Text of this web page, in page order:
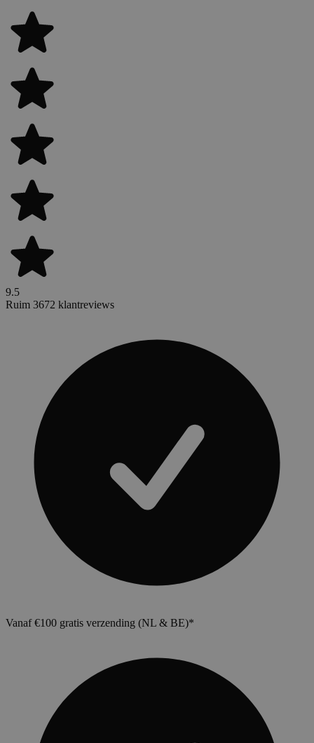
9.5
Ruim 3672 klantreviews
Vanaf €100 gratis verzending (NL & BE)*